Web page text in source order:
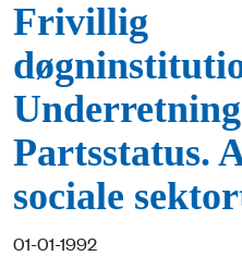
Frivillig
Partsstatus.
sociale
01-01-1992